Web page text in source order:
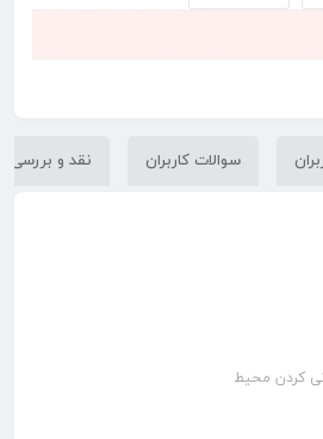
سوالات کاربران نقد و بررسی
کردن محیط